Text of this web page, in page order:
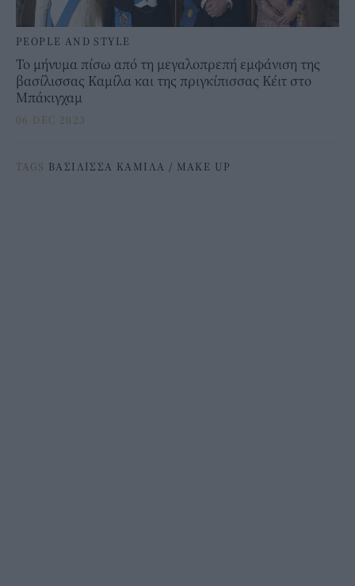
PEOPLE AND STYLE
Το μήνυμα πίσω από τη μεγαλοπρεπή εμφάνιση της
βασίλισσας Καμίλα και της πριγκίπισσας Κέιτ στο
Μπάκιγχαμ
06 DEC 2023
TAGS ΒΑΣΙΛΙΣΣΑ ΚΑΜΙΛΑ / MAKE UP